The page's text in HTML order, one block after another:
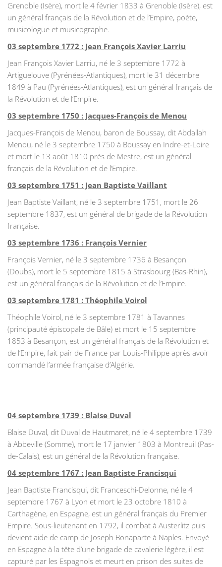
Grenoble (Isère), mort le 4 février 1833 à Grenoble (Isère), est
un général français de la Révolution et de l’Empire, poète,
musicologue et musicographe.
03 septembre 1772 : Jean François Xavier Larriu
Jean François Xavier Larriu, né le 3 septembre 1772 à
Artiguelouve (Pyrénées-Atlantiques), mort le 31 décembre
1849 à Pau (Pyrénées-Atlantiques), est un général français de
la Révolution et de l’Empire.
03 septembre 1750 : Jacques-François de Menou
Jacques-François de Menou, baron de Boussay, dit Abdallah
Menou, né le 3 septembre 1750 à Boussay en Indre-et-Loire
et mort le 13 août 1810 près de Mestre, est un général
français de la Révolution et de l’Empire.
03 septembre 1751 : Jean Baptiste Vaillant
Jean Baptiste Vaillant, né le 3 septembre 1751, mort le 26
septembre 1837, est un général de brigade de la Révolution
française.
03 septembre 1736 : François Vernier
François Vernier, né le 3 septembre 1736 à Besançon
(Doubs), mort le 5 septembre 1815 à Strasbourg (Bas-Rhin),
est un général français de la Révolution et de l’Empire.
03 septembre 1781 : Théophile Voirol
Théophile Voirol, né le 3 septembre 1781 à Tavannes
(principauté épiscopale de Bâle) et mort le 15 septembre
1853 à Besançon, est un général français de la Révolution et
de l’Empire, fait pair de France par Louis-Philippe après avoir
commandé l’armée française d’Algérie.
04 septembre 1739 : Blaise Duval
Blaise Duval, dit Duval de Hautmaret, né le 4 septembre 1739
à Abbeville (Somme), mort le 17 janvier 1803 à Montreuil (Pas-
de-Calais), est un général de la Révolution française.
04 septembre 1767 : Jean Baptiste Francisqui
Jean Baptiste Francisqui, dit Franceschi-Delonne, né le 4
septembre 1767 à Lyon et mort le 23 octobre 1810 à
Carthagène, en Espagne, est un général français du Premier
Empire. Sous-lieutenant en 1792, il combat à Austerlitz puis
devient aide de camp de Joseph Bonaparte à Naples. Envoyé
en Espagne à la tête d’une brigade de cavalerie légère, il est
capturé par les Espagnols et meurt en prison des suites de